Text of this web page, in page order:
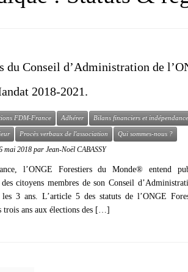
du Conseil d’Administration de
2018-2021.
FDM-France Adhérer Bilans financiers et indépendance
Procès verbaux de l'association Qui sommes-nous ?
mai 2018 par Jean-Noël CABASSY
l’ONGE Forestiers du Monde® entend
citoyens membres de son Conseil
3 ans. L’article 5 des statuts de l’ONGE
trois ans aux élections des […]